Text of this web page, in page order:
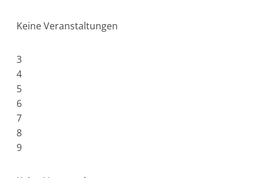
Keine Veranstaltungen
3
4
5
6
7
8
9